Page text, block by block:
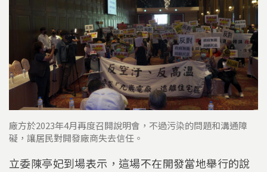
廠方於2023年4月再度召開說明會，不過污染的問題和溝通障
礙，讓居民對開發廠商失去信任。
立委陳亭妃到場表示，這場不在開發當地舉行的說